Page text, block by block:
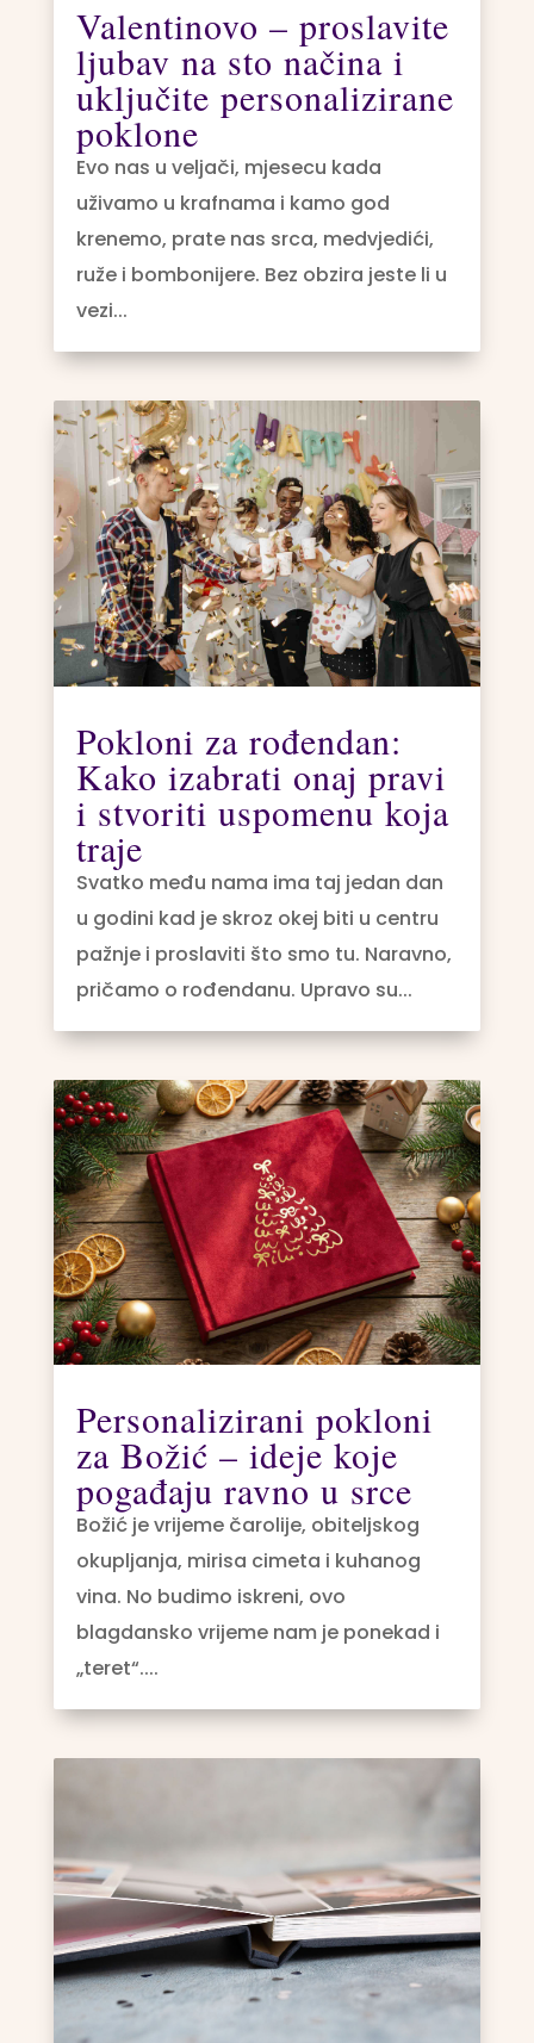
Valentinovo – proslavite
ljubav na sto načina i
uključite personalizirane
poklone
Evo nas u veljači, mjesecu kada
uživamo u krafnama i kamo god
krenemo, prate nas srca, medvjedići,
ruže i bombonijere. Bez obzira jeste li u
vezi...
Pokloni za rođendan:
Kako izabrati onaj pravi
i stvoriti uspomenu koja
traje
Svatko među nama ima taj jedan dan
u godini kad je skroz okej biti u centru
pažnje i proslaviti što smo tu. Naravno,
pričamo o rođendanu. Upravo su...
Personalizirani pokloni
za Božić – ideje koje
pogađaju ravno u srce
Božić je vrijeme čarolije, obiteljskog
okupljanja, mirisa cimeta i kuhanog
vina. No budimo iskreni, ovo
blagdansko vrijeme nam je ponekad i
„teret“....